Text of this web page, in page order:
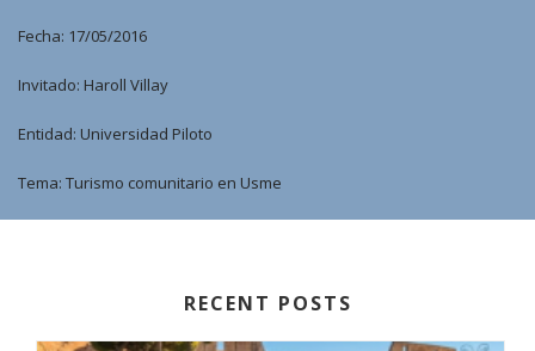
Fecha: 17/05/2016
Invitado: Haroll Villay
Entidad: Universidad Piloto
Tema: Turismo comunitario en Usme
RECENT POSTS